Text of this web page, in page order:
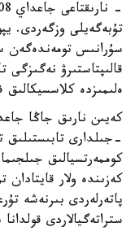
تۇبەگەيلى وزگەردى.
سۇرانىس
قالىپتاستىرۋ
ەلىمىزدە
-جىلدارى تابىستىلىق
كوممەرتسيالىق
كەزىندە ولار
پاتەرلەردى بىرنەشە
ستراتەگيالاردى